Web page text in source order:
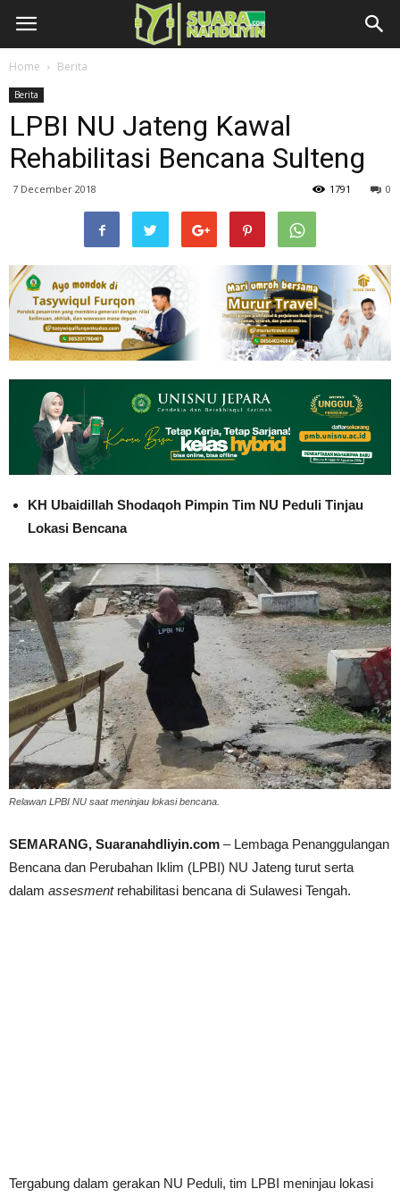
Home Berita
Berita
LPBI NU Jateng Kawal
Rehabilitasi Bencana Sulteng
7 December 2018 0
1791
KH Ubaidillah Shodaqoh Pimpin Tim NU Peduli Tinjau
Lokasi Bencana
Relawan LPBI NU saat meninjau lokasi bencana.
SEMARANG, Suaranahdliyin.com – Lembaga Penanggulangan
Bencana dan Perubahan Iklim (LPBI) NU Jateng turut serta
dalam assesmentrehabilitasi bencana di Sulawesi Tengah.
Tergabung dalam gerakan NU Peduli, tim LPBI meninjau lokasi